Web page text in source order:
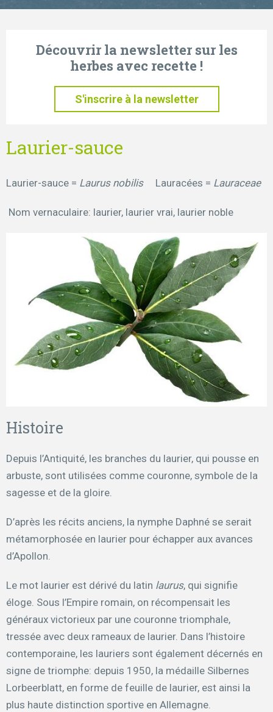
Découvrir la newsletter sur les
herbes avec recette !
S'inscrire à la newsletter
Laurier-sauce
Laurier-sauce = Laurus nobilisLauracées = Lauraceae
Nom vernaculaire: laurier, laurier vrai, laurier noble
Histoire
Depuis l’Antiquité, les branches du laurier, qui pousse en
arbuste, sont utilisées comme couronne, symbole de la
sagesse et de la gloire.
D’après les récits anciens, la nymphe Daphné se serait
métamorphosée en laurier pour échapper aux avances
d’Apollon.
Le mot laurier est dérivé du latin laurus, qui signifie
éloge. Sous l’Empire romain, on récompensait les
généraux victorieux par une couronne triomphale,
tressée avec deux rameaux de laurier. Dans l’histoire
contemporaine, les lauriers sont également décernés en
signe de triomphe: depuis 1950, la médaille Silbernes
Lorbeerblatt, en forme de feuille de laurier, est ainsi la
plus haute distinction sportive en Allemagne.